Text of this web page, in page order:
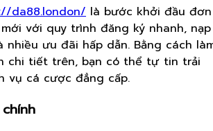
da88.london/ là bước khởi đầu đơn
với quy trình đăng ký nhanh, nạp
nhiều ưu đãi hấp dẫn. Bằng cách
chi tiết trên, bạn có thể tự tin trải
vụ cá cược đẳng cấp.